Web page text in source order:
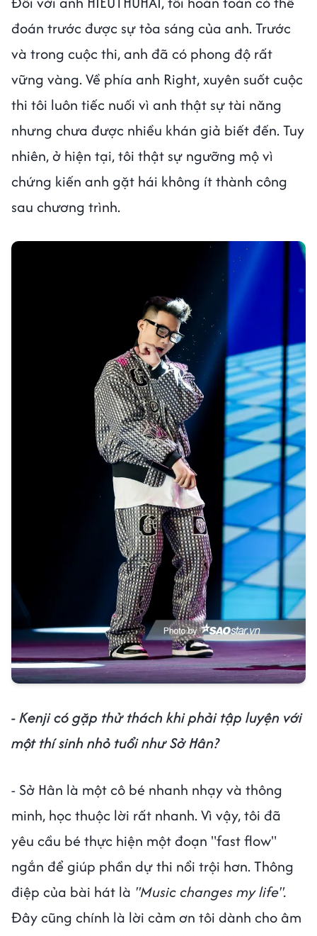
đoán trước được sự tỏa sáng của anh. Trước
và trong cuộc thi, anh đã có phong độ rất
vững vàng. Về phía anh Right, xuyên suốt cuộc
thi tôi luôn tiếc nuối vì anh thật sự tài năng
nhưng chưa được nhiều khán giả biết đến. Tuy
nhiên, ở hiện tại, tôi thật sự ngưỡng mộ vì
chứng kiến anh gặt hái không ít thành công
sau chương trình.
- Kenji có gặp thử thách khi phải tập luyện với
một thí sinh nhỏ tuổi như Sở Hân?
- Sở Hân là một cô bé nhanh nhạy và thông
minh, học thuộc lời rất nhanh. Vì vậy, tôi đã
yêu cầu bé thực hiện một đoạn "fast flow"
ngắn để giúp phần dự thi nổi trội hơn. Thông
điệp của bài hát là "Music changes my life".
Đây cũng chính là lời cảm ơn tôi dành cho âm